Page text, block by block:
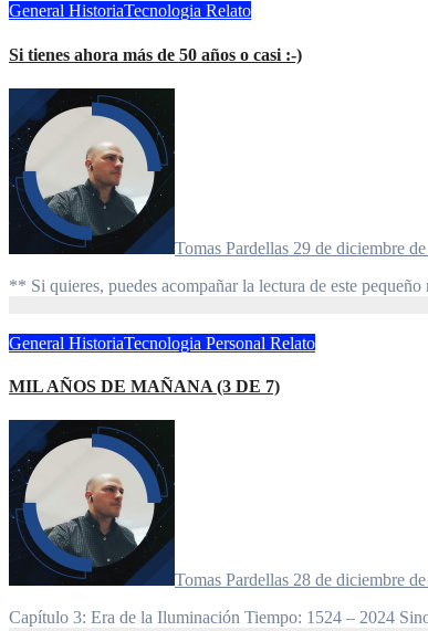
General HistoriaTecnologia Relato
Si tienes ahora más de 50 años o casi :-)
Tomas Pardellas 29 de diciembre
** Si quieres, puedes acompañar la lectura de este
General HistoriaTecnologia Personal Relato
MIL AÑOS DE MAÑANA (3 DE 7)
Tomas Pardellas 28 de diciembre
Capítulo 3: Era de la Iluminación Tiempo: 1524 – 2024